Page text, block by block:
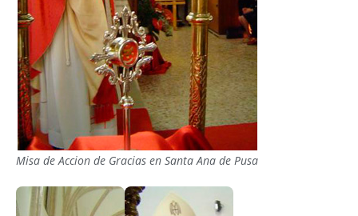
Misa de Accion de Gracias en Santa Ana de Pusa